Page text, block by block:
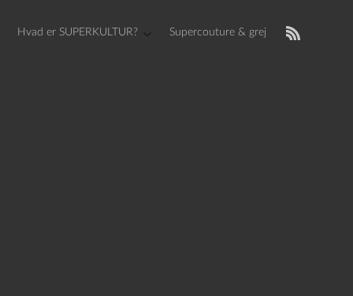
Hvad er SUPERKULTUR? Supercouture & grej